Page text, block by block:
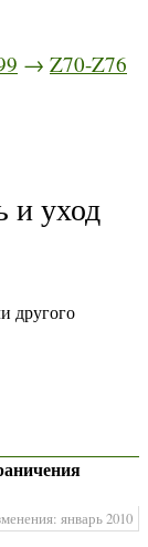
→ Z70-Z76
и уход
другого
январь 2010